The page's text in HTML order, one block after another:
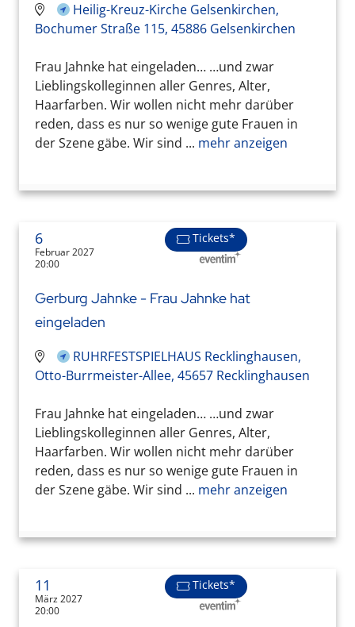
Heilig-Kreuz-Kirche Gelsenkirchen,
Bochumer Straße 115, 45886 Gelsenkirchen
Frau Jahnke hat eingeladen… …und zwar
Lieblingskolleginnen aller Genres, Alter,
Haarfarben. Wir wollen nicht mehr darüber
reden, dass es nur so wenige gute Frauen in
der Szene gäbe. Wir sind ... mehr anzeigen
6
Februar 2027
20:00
Tickets*
Gerburg Jahnke - Frau Jahnke hat
eingeladen
RUHRFESTSPIELHAUS Recklinghausen,
Otto-Burrmeister-Allee, 45657 Recklinghausen
Frau Jahnke hat eingeladen… …und zwar
Lieblingskolleginnen aller Genres, Alter,
Haarfarben. Wir wollen nicht mehr darüber
reden, dass es nur so wenige gute Frauen in
der Szene gäbe. Wir sind ... mehr anzeigen
11
März 2027
20:00
Tickets*